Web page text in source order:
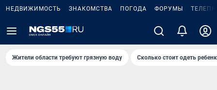
НЕДВИЖИМОСТЬ ЗНАКОМСТВА ПОГОДА ФОРУМЫ
Жители области требуют грязную воду Сколько стоит одеть